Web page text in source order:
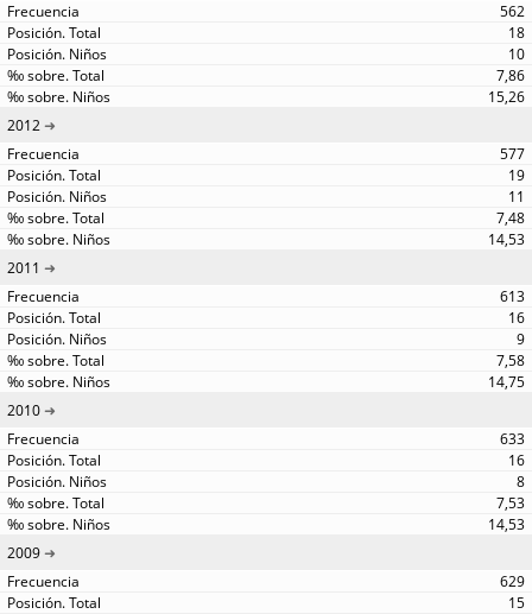
562
18
10
7,86
15,26
2012
577
19
11
7,48
14,53
2011
613
16
9
7,58
14,75
2010
633
16
8
7,53
14,53
2009
629
15